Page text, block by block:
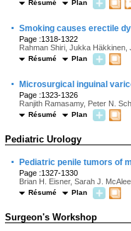
Résumé Plan
· Smoking causes erectile
Page :1318-1322
Rahman Shiri, Jukka Häkkinen,
Résumé Plan
· Microsurgical inguinal
Page :1323-1326
Ranjith Ramasamy, Peter N.
Résumé Plan
Pediatric Urology
· Pediatric penile tumors of
Page :1327-1330
Brian H. Eisner, Sarah J.
Résumé Plan
Surgeon's Workshop